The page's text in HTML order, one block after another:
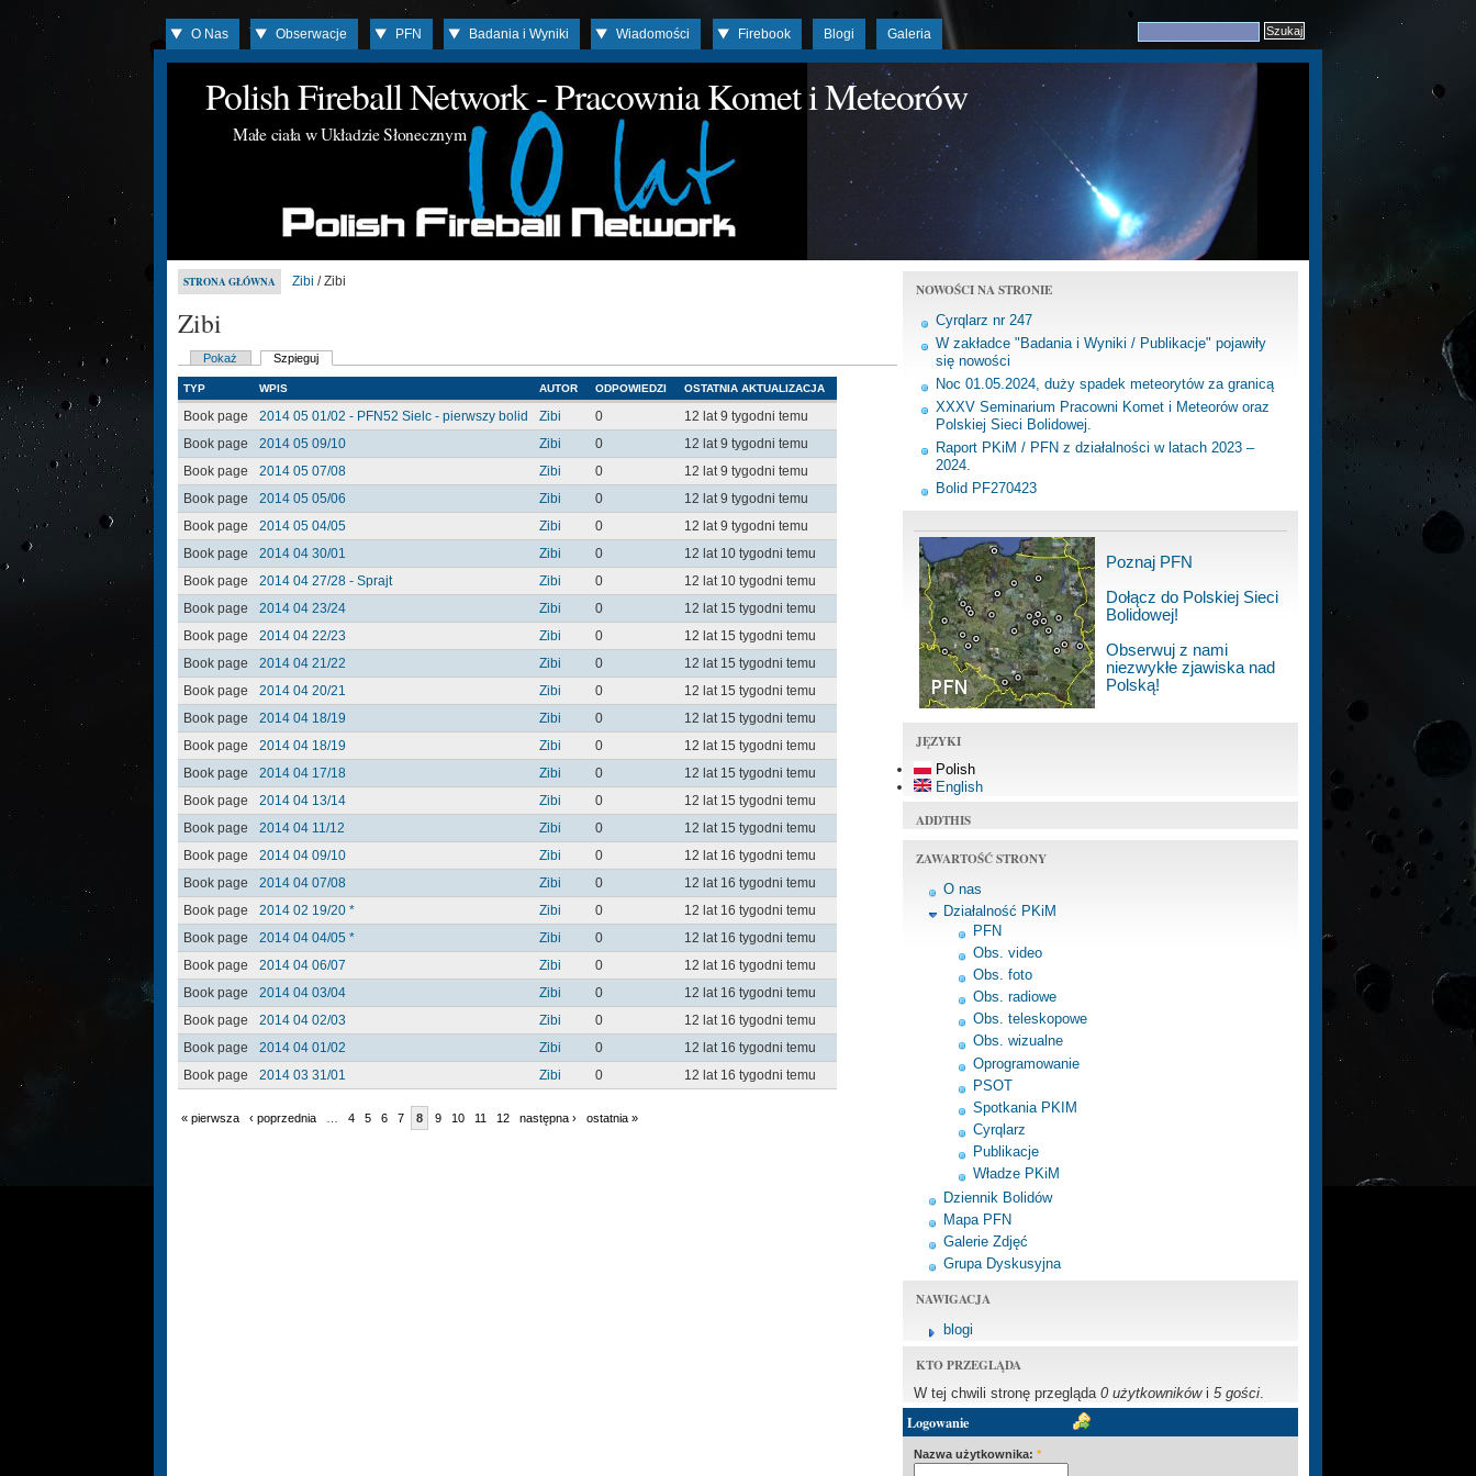
O Nas Obserwacje PFN Badania i Wyniki Wiadomości Firebook Blogi Galeria
Polish Fireball Network - Pracownia Komet i Meteorów
Małe ciała w Układzie Słonecznym
STRONA GŁÓWNA Zibi / Zibi
Zibi
Pokaż Szpieguj
TYP WPIS AUTOR ODPOWIEDZI OSTATNIA AKTUALIZACJA
Book page 2014 05 01/02 - PFN52 Sielc - pierwszy bolid Zibi 0
12 lat 9 tygodni temu
Book page
2014 05 09/10 Zibi 0
12 lat 9 tygodni temu
Book page
2014 05 07/08 Zibi 0
12 lat 9 tygodni temu
Book page
2014 05 05/06 Zibi 0
12 lat 9 tygodni temu
Book page
2014 05 04/05 Zibi 0
12 lat 9 tygodni temu
Book page
2014 04 30/01 Zibi 0
12 lat 10 tygodni temu
Book page
2014 04 27/28 - Sprajt Zibi 0
12 lat 10 tygodni temu
Book page
2014 04 23/24 Zibi 0
12 lat 15 tygodni temu
Book page
2014 04 22/23 Zibi 0
12 lat 15 tygodni temu
Book page
2014 04 21/22 Zibi 0
12 lat 15 tygodni temu
Book page
2014 04 20/21 Zibi 0
12 lat 15 tygodni temu
Book page
2014 04 18/19 Zibi 0
12 lat 15 tygodni temu
Book page
2014 04 18/19 Zibi 0
12 lat 15 tygodni temu
Book page
2014 04 17/18 Zibi 0
12 lat 15 tygodni temu
Book page
2014 04 13/14 Zibi 0
12 lat 15 tygodni temu
Book page
2014 04 11/12 Zibi 0
12 lat 15 tygodni temu
Book page
2014 04 09/10 Zibi 0
12 lat 16 tygodni temu
Book page
2014 04 07/08 Zibi 0
12 lat 16 tygodni temu
Book page
2014 02 19/20 * Zibi 0
12 lat 16 tygodni temu
Book page
2014 04 04/05 * Zibi 0
12 lat 16 tygodni temu
Book page
2014 04 06/07 Zibi 0
12 lat 16 tygodni temu
Book page
2014 04 03/04 Zibi 0
12 lat 16 tygodni temu
Book page
2014 04 02/03 Zibi 0
12 lat 16 tygodni temu
Book page
2014 04 01/02 Zibi 0
12 lat 16 tygodni temu
Book page
2014 03 31/01 Zibi 0 12 lat 16 tygodni temu
« pierwsza ‹ poprzednia 4 5 6 7 8 9 10 11 12 następna › ostatnia »
NOWOŚCI NA STRONIE
Cyrqlarz nr 247
W zakładce "Badania i Wyniki / Publikacje" pojawiły
się nowości
Noc 01.05.2024, duży spadek meteorytów za granicą
XXXV Seminarium Pracowni Komet i Meteorów oraz
Polskiej Sieci Bolidowej.
Raport PKiM / PFN z działalności w latach 2023 –
2024.
Bolid PF270423
Poznaj PFN
Dołącz do Polskiej Sieci
Bolidowej!
Obserwuj z nami
niezwykłe zjawiska nad
Polską!
JĘZYKI
Polish
English
ADDTHIS
ZAWARTOŚĆ STRONY
O nas
Działalność PKiM
PFN
Obs. video
Obs. foto
Obs. radiowe
Obs. teleskopowe
Obs. wizualne
Oprogramowanie
PSOT
Spotkania PKIM
Cyrqlarz
Publikacje
Władze PKiM
Dziennik Bolidów
Mapa PFN
Galerie Zdjęć
Grupa Dyskusyjna
NAWIGACJA
blogi
KTO PRZEGLĄDA
W tej chwili stronę przegląda 0 użytkownikówi 5 gości
Logowanie
Nazwa użytkownika: *